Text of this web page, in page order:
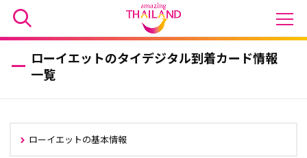
ローイエットのタイデジタル到着カード情報
一覧
ローイエットの基本情報